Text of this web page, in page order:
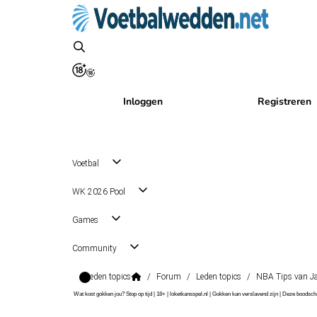
Inloggen Registreren
Voetbal
WK 2026 Pool
Games
Community
Leden topics / Forum / Leden topics / NBA Tips van
Wat kost gokken jou? Stop op tijd | 18+ | loketkansspel.nl | Gokken kan verslavend zijn | Deze